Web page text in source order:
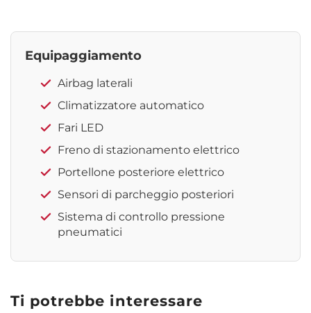
Equipaggiamento
Airbag laterali
Climatizzatore automatico
Fari LED
Freno di stazionamento elettrico
Portellone posteriore elettrico
Sensori di parcheggio posteriori
Sistema di controllo pressione
pneumatici
Ti potrebbe interessare